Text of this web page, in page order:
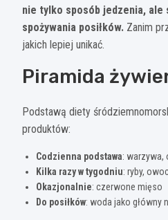
nie tylko sposób jedzenia, ale
spożywania posiłków. Zanim
jakich lepiej unikać.
Piramida
Podstawą diety
produktów:
Codzienna podstawa: warzywa,
Kilka razy w tygodniu: ryby,
Okazjonalnie: czerwone mięso
Do posiłków: woda jako główny